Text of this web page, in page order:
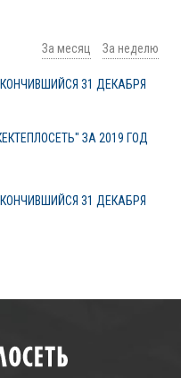
За месяц За неделю
31 ДЕКАБРЯ
ЗА 2019 ГОД
31 ДЕКАБРЯ